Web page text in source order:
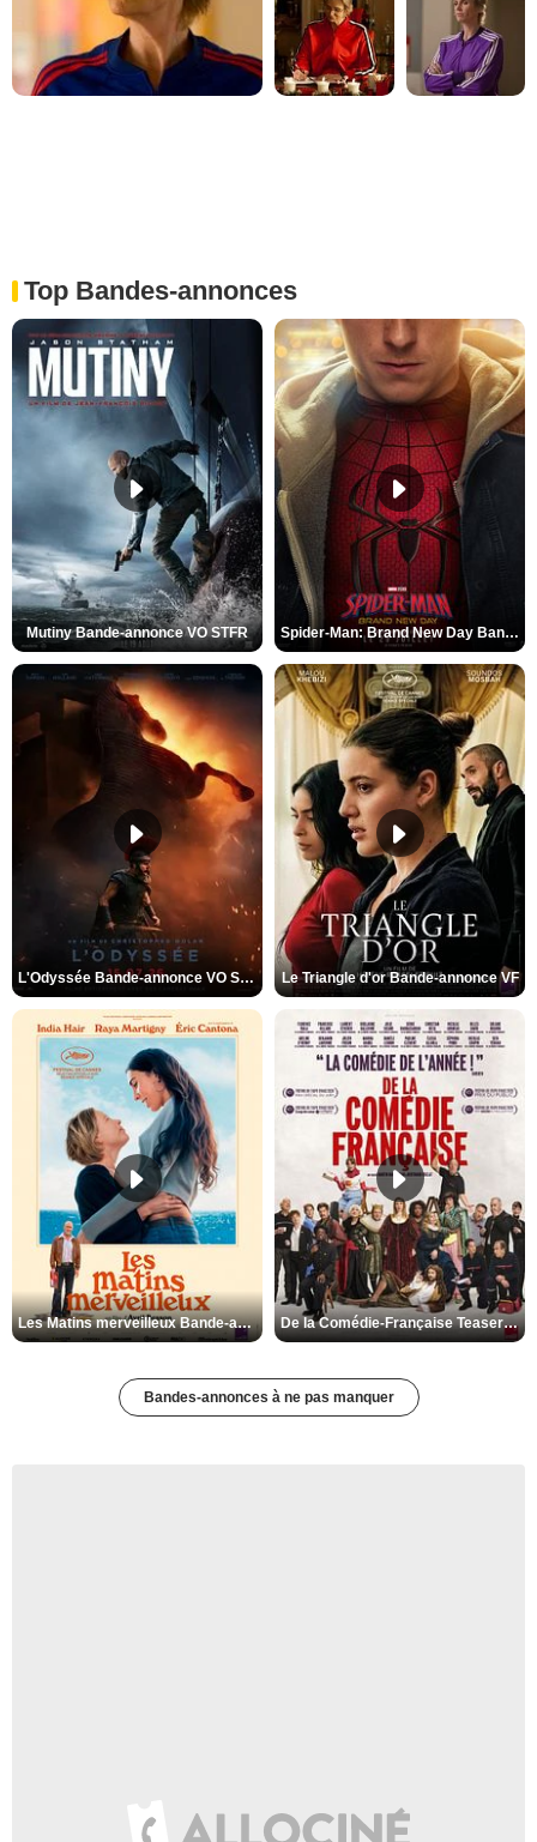
Top Bandes-annonces
Mutiny Bande-annonce VO STFR Spider-Man: Brand New Day Bande-annonce VO STFR
L'Odyssée Bande-annonce VO STFR Le Triangle d'or Bande-annonce VF
Les Matins merveilleux Bande-annonce VF De la Comédie-Française Teaser VF
Bandes-annonces à ne pas manquer